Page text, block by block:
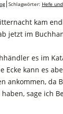
Schlagwörter: Hefe
kam
jetzt im
es im
Ecke kann es
ankommen, da
sage ich